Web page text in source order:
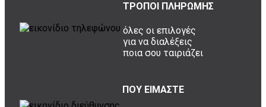
ΤΡΟΠΟΙ ΠΛΗΡΩΜΗΣ
όλες οι επιλογές
για να διαλέξεις
ποια σου ταιριάζει
ΠΟΥ ΕΙΜΑΣΤΕ